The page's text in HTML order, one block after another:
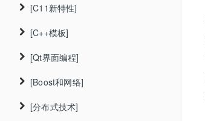
类型推导和别名
结构体类型
命名空间
string类用法
vector类用法
数组
多维数组
函数
类的构造函数
类的静态成员
IO流
容器类
关联容器
迭代器分类
unique_ptr和weak_ptr
动态数组
再谈单例模式
动态内存管理示例
[C11新特性]
lambda表达式
[C++模板]
模板类的友元和折叠规则
forward原样转发
模拟实现vector
[Qt界面编程]
环境搭建
创建项目和编译
[Boost和网络]
[分布式技术]